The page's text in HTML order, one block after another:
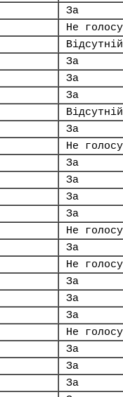
За
Не
Відсутній
За
За
За
Відсутній
За
Не
За
За
За
За
Не
За
Не
За
За
За
Не
За
За
За